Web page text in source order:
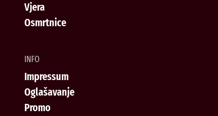
Vjera
Osmrtnice
INFO
Impressum
Oglašavanje
Promo